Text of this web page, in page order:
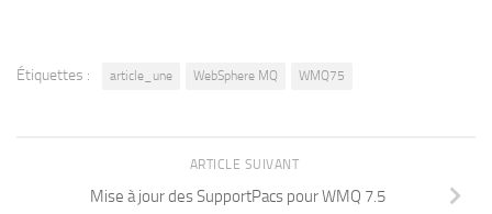
Étiquettes : article_une WebSphere MQ WMQ75
ARTICLE SUIVANT
Mise à jour des SupportPacs pour WMQ 7.5